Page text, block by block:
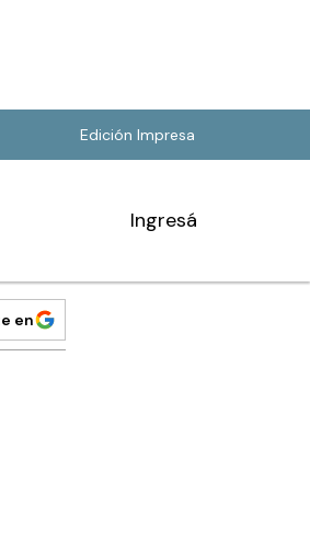
Edición Impresa
Ingresá
en